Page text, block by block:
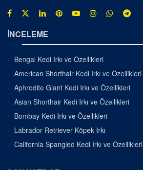
İNCELEME
Bengal Kedi Irkı ve Özellikleri
American Shorthair Kedi Irkı ve Özellikleri
Aphrodite Giant Kedi Irkı ve Özellikleri
Asian Shorthair Kedi Irkı ve Özellikleri
Bombay Kedi Irkı ve Özellikleri
Labrador Retriever Köpek Irkı
California Spangled Kedi Irkı ve Özellikleri